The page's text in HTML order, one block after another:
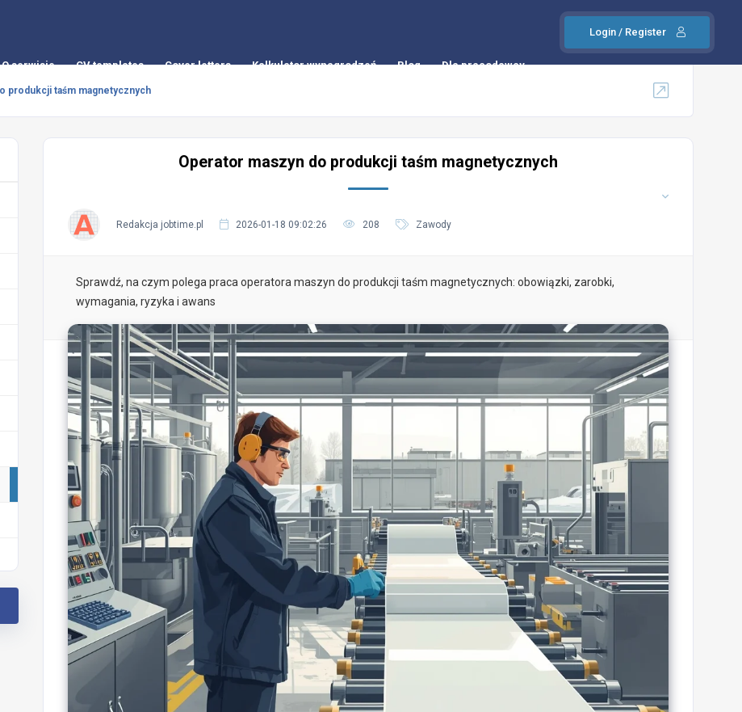
Login / Register
O serwisie CV templates Cover letters Kalkulator wynagrodzeń Blog Dla pracodawcy
produkcji taśm magnetycznych
Operator maszyn do produkcji taśm magnetycznych
Redakcja jobtime.pl 2026-01-18 09:02:26 208 Zawody
Sprawdź, na czym polega praca operatora maszyn do produkcji taśm magnetycznych: obowiązki, zarobki,
wymagania, ryzyka i awans